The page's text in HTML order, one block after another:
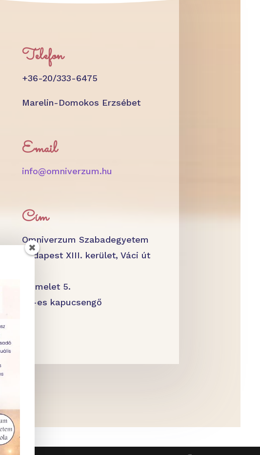
Telefon
+36-20/333-6475
Marelin-Domokos Erzsébet
Email
info@omniverzum.hu
Cím
Omniverzum Szabadegyetem
Budapest XIII. kerület, Váci út
2 emelet 5.
82-es kapucsengő